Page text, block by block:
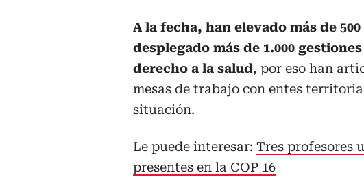
A la fecha, han elevado más de
desplegado más de 1.000
derecho a la salud, por eso han
mesas de trabajo con entes
situación.
Le puede interesar: Tres profesores
presentes en la COP 16